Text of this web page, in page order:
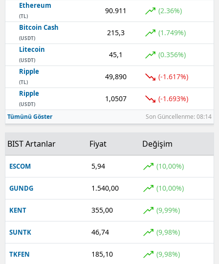
Ethereum
(TL)
90.911 (2.36%)
Bitcoin Cash
(USDT)
215,3 (1.749%)
Litecoin
(USDT)
45,1 (0.356%)
Ripple
(TL)
49,890 (-1.617%)
Ripple
(USDT)
1,0507 (-1.693%)
Tümünü Göster Son Güncellenme: 08:14
BIST Artanlar Fiyat Değişim
ESCOM 5,94 (10,00%)
GUNDG 1.540,00 (10,00%)
KENT 355,00 (9,99%)
SUNTK 46,74 (9,98%)
TKFEN 185,10 (9,98%)